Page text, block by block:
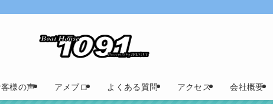
様の声 アメブロ よくある質問 アクセス 会社概要